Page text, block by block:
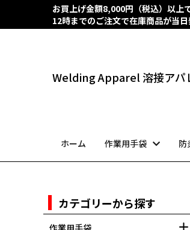
お買上げ金額8,000円（税込）以上
12時までのご注文で在庫商品が当
Welding Apparel 溶接アパ
ホーム 作業用手袋 防
カテゴリーから探す
作業用手袋